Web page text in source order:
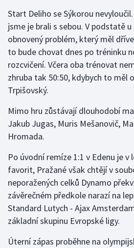
Triatlon
Veslování
Vodní slalom
Ostatní
Start Deliho se Sýkorou
jsme je brali s sebou. V podstatě
obnovený problém, který měl
to bude chovat dnes po tréninku
rozcvičení. Včera oba trénovat
zhruba tak 50:50, kdybych to měl
Trpišovský.
Mimo hru zůstávají dlouhodobí
Jakub Jugas, Muris Mešanovič,
Hromada.
Po úvodní remíze 1:1 v Edenu je v
favorit, Pražané však chtějí v
neporažených celků Dynamo
závěrečném předkole narazí na
Standard Lutych - Ajax
základní skupinu Evropské ligy.
Úterní zápas proběhne na